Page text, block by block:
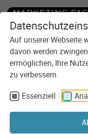
Auf unserer Webseite
davon werden
ermöglichen, Ihre
zu verbessern.
Essenziell
Zum Inhalt springen
Sie sind here: